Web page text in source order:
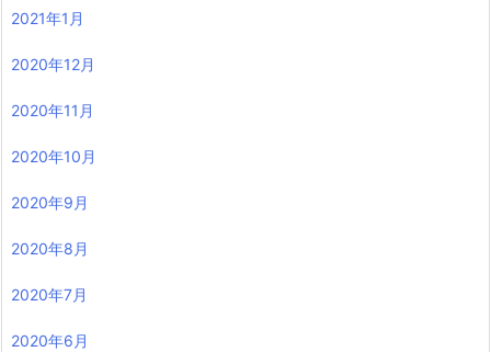
2021年1月
2020年12月
2020年11月
2020年10月
2020年9月
2020年8月
2020年7月
2020年6月